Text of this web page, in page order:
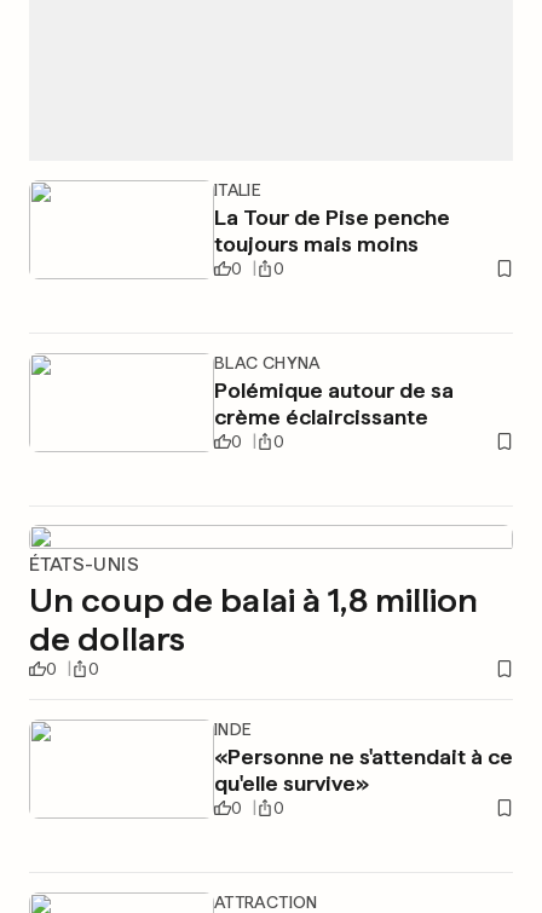
ITALIE
La Tour de Pise penche
toujours mais moins
0 0
BLAC CHYNA
Polémique autour de sa
crème éclaircissante
0 0
ÉTATS-UNIS
Un coup de balai à 1,8 million
de dollars
0 0
INDE
«Personne ne s'attendait à ce
qu'elle survive»
0 0
ATTRACTION